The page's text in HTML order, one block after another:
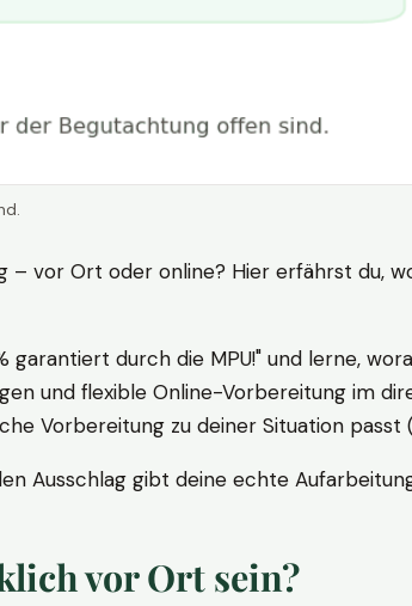
vor Ort oder online? Hier erfährst du,
garantiert durch die MPU!" und lerne,
und flexible Online-Vorbereitung im
Vorbereitung zu deiner Situation passt
Ausschlag gibt deine echte
vor Ort sein?